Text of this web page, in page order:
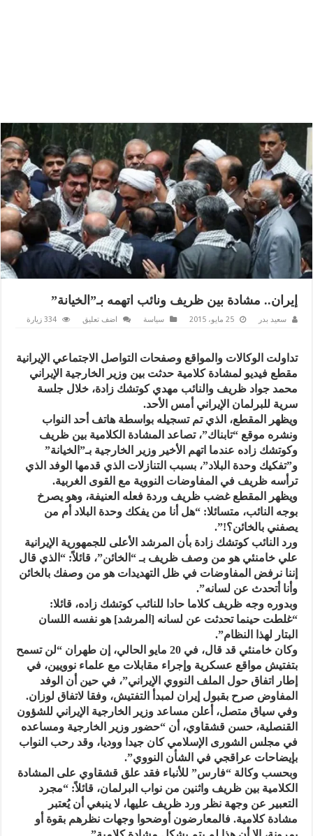
إيران.. مشادة بين ظريف ونائب اتهمه بـ”الخيانة”
سعيد بدر 25 مايو، 2015 سياسة اضف تعليق 334 زيارة
تداولت الوكالات والمواقع وصفحات التواصل الاجتماعي الإيرانية
مقطع فيديو لمشادة كلامية حدثت بين وزير الخارجية الإيراني
محمد جواد ظريف والنائب مهدي كوتشك زادة، خلال جلسة
سرية للبرلمان الإيراني أمس الأحد.
ويظهر المقطع، الذي تم تسجيله بواسطة هاتف أحد النواب
ونشره موقع “تابناك”، تصاعد المشادة الكلامية بين ظريف
وكوتشك زاده عندما اتهم الأخير وزير الخارجية بـ”الخيانة”
و”تفكيك وحدة البلاد”، بسبب التنازلات الذي قدمها الوفد الذي
ترأسه ظريف في المفاوضات النووية مع القوى الغربية.
ويظهر المقطع غضب ظريف وردة فعله العنيفة، وهو يصرخ
بوجه النائب، متسائلا: “هل أنا من يفكك وحدة البلاد أم من
يصفني بالخائن؟!”.
ورد النائب كوتشك زادة بأن المرشد الأعلى للجمهورية الإيرانية
علي خامنئي هو من وصف ظريف بـ “الخائن”، قائلاً: “الذي قال
إننا نرفض المفاوضات في ظل التهديدات هو من وصفك بالخائن
وأنا أتحدث عن لسانه”.
وبدوره وجه ظريف كلاما حادا للنائب كوتشك زاده، قائلا:
“غلطت حينما تحدثت عن لسانه [المرشد] هو نفسه اللسان
البتار لهذا النظام”.
وكان خامنئي قد قال، في 20 مايو الحالي، إن طهران “لن تسمح
بتفتيش مواقع عسكرية وإجراء مقابلات مع علماء نوويين، في
إطار اتفاق حول الملف النووي الإيراني”، في حين أن الوفد
المفاوض صرح بقبول إيران لمبدأ التفتيش، وفقا لاتفاق لوزان.
وفي سياق متصل، أعلن مساعد وزير الخارجية الإيراني للشؤون
القنصلية، حسن قشقاوي، أن “حضور وزير الخارجية ومساعده
في مجلس الشورى الإسلامي كان جيدا ووديا، وقد رحب النواب
بإيضاحات عراقجي في الشأن النووي”.
وبحسب وكالة “فارس” للأنباء فقد علق قشقاوي على المشادة
الكلامية بين ظريف واثنين من نواب البرلمان، قائلاً: “مجرد
التعبير عن وجهة نظر ورد ظريف عليها، لا ينبغي أن يُعتبر
مشادة كلامية. فالمعارضون أوضحوا وجهات نظرهم بقوة أو